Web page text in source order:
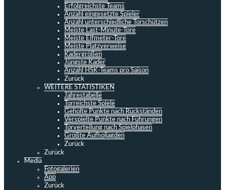
Erfolgreichste Teams
Anzahl eingesetzte Spieler
Anzahl unterschiedliche Torschützen
Meiste Last-Minute-Tore
Meiste Elfmeter-Tore
Meiste Platzverweise
Kadergrößen
Jüngste Kader
Anzahl HSK-Teams pro Saison
Zurück
WEITERE STATISTIKEN
Jahrestabelle
Torreichste Spiele
Geholte Punkte nach Rückständen
Verspielte Punkte nach Führungen
Torverteilung nach Spielphasen
Größte Aufholjagden
Zurück
Zurück
Media
Fotogalerien
App
Zurück